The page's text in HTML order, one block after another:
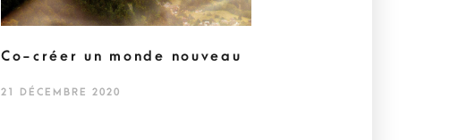
Co-créer un monde nouveau
21 DÉCEMBRE 2020